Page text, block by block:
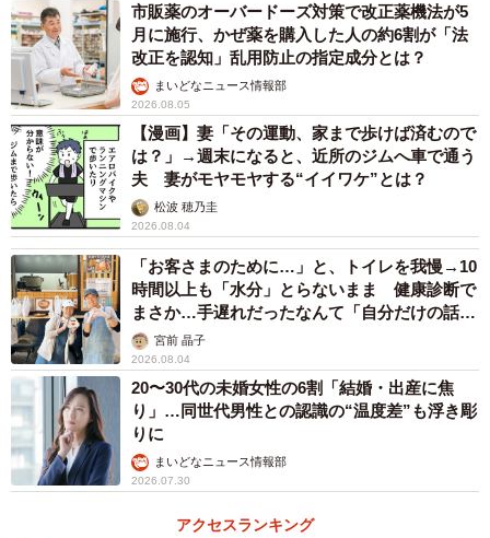
▽学生時代より体力がなくなっていることにショックを受
けたからです。すぐに疲れたり筋肉痛になったりするのが
情けなくて、運動を始めました（33歳女性）
【4位：運動不足を感じた】
▽社会人になり、運動する機会が減ったため（23歳女性）
▽自宅で過ごす時間が増えて、運動不足でやばいと思った
ので（39歳男性）
▽デスクワークで運動不足なので（42歳女性）
◇ ◇
身体的な問題やコンプレックスを改善するために運動を始
めた人が多数いることが分かりました。そこで、「行って
いる運動の種類」を聞いたところ、1位は「筋力トレーニン
グ」（177人）でした。次いで、2位「ウォーキング・散
歩」（169人）、3位「ランニング・ジョギング」（60
人）、4位「ストレッチ」（55人）と続き、全体的に「自宅
市販薬のオーバードーズ対策で改正薬機法が5
月に施行、かぜ薬を購入した人の約6割が「法
改正を認知」乱用防止の指定成分とは？
まいどなニュース情報部
2026.08.05
【漫画】妻「その運動、家まで歩けば済むので
は？」→週末になると、近所のジムへ車で通う
夫 妻がモヤモヤする“イイワケ”とは？
松波 穂乃圭
2026.08.04
「お客さまのために…」と、トイレを我慢→10
時間以上も「水分」とらないまま 健康診断で
まさか…手遅れだったなんて「自分だけの話で
はなく、日本中で起きている問題では？」
宮前 晶子
2026.08.04
20〜30代の未婚女性の6割「結婚・出産に焦
り」…同世代男性との認識の“温度差”も浮き彫
りに
まいどなニュース情報部
2026.07.30
アクセスランキング